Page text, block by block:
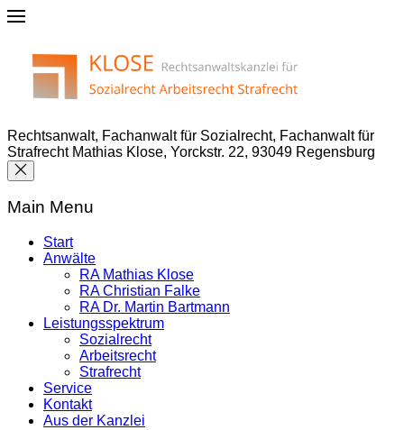
Rechtsanwalt, Fachanwalt für Sozialrecht, Fachanwalt für
Strafrecht Mathias Klose, Yorckstr. 22, 93049 Regensburg
Main Menu
Start
Anwälte
RA Mathias Klose
RA Christian Falke
RA Dr. Martin Bartmann
Leistungsspektrum
Sozialrecht
Arbeitsrecht
Strafrecht
Service
Kontakt
Aus der Kanzlei